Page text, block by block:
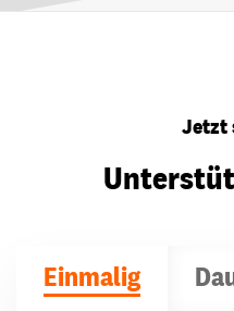
Jetzt
Einmalig